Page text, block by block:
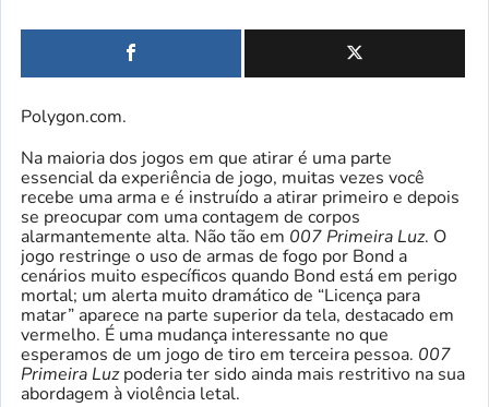
Polygon.com.
Na maioria dos jogos em que atirar é uma parte
essencial da experiência de jogo, muitas vezes você
recebe uma arma e é instruído a atirar primeiro e depois
se preocupar com uma contagem de corpos
alarmantemente alta. Não tão em 007 Primeira Luz. O
jogo restringe o uso de armas de fogo por Bond a
cenários muito específicos quando Bond está em perigo
mortal; um alerta muito dramático de “Licença para
matar” aparece na parte superior da tela, destacado em
vermelho. É uma mudança interessante no que
esperamos de um jogo de tiro em terceira pessoa. 007
Primeira Luzpoderia ter sido ainda mais restritivo na sua
abordagem à violência letal.